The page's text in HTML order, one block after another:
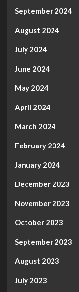
September 2024
August 2024
July 2024
June 2024
May 2024
April 2024
March 2024
February 2024
January 2024
December 2023
November 2023
October 2023
September 2023
August 2023
July 2023